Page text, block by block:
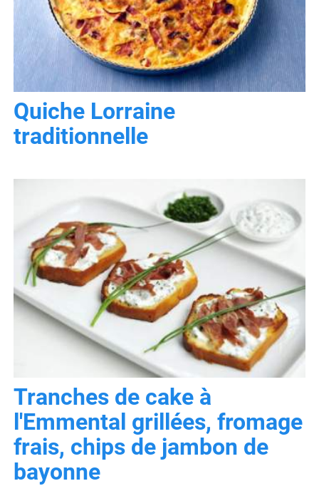
Quiche Lorraine
traditionnelle
Tranches de cake à
l'Emmental grillées, fromage
frais, chips de jambon de
bayonne